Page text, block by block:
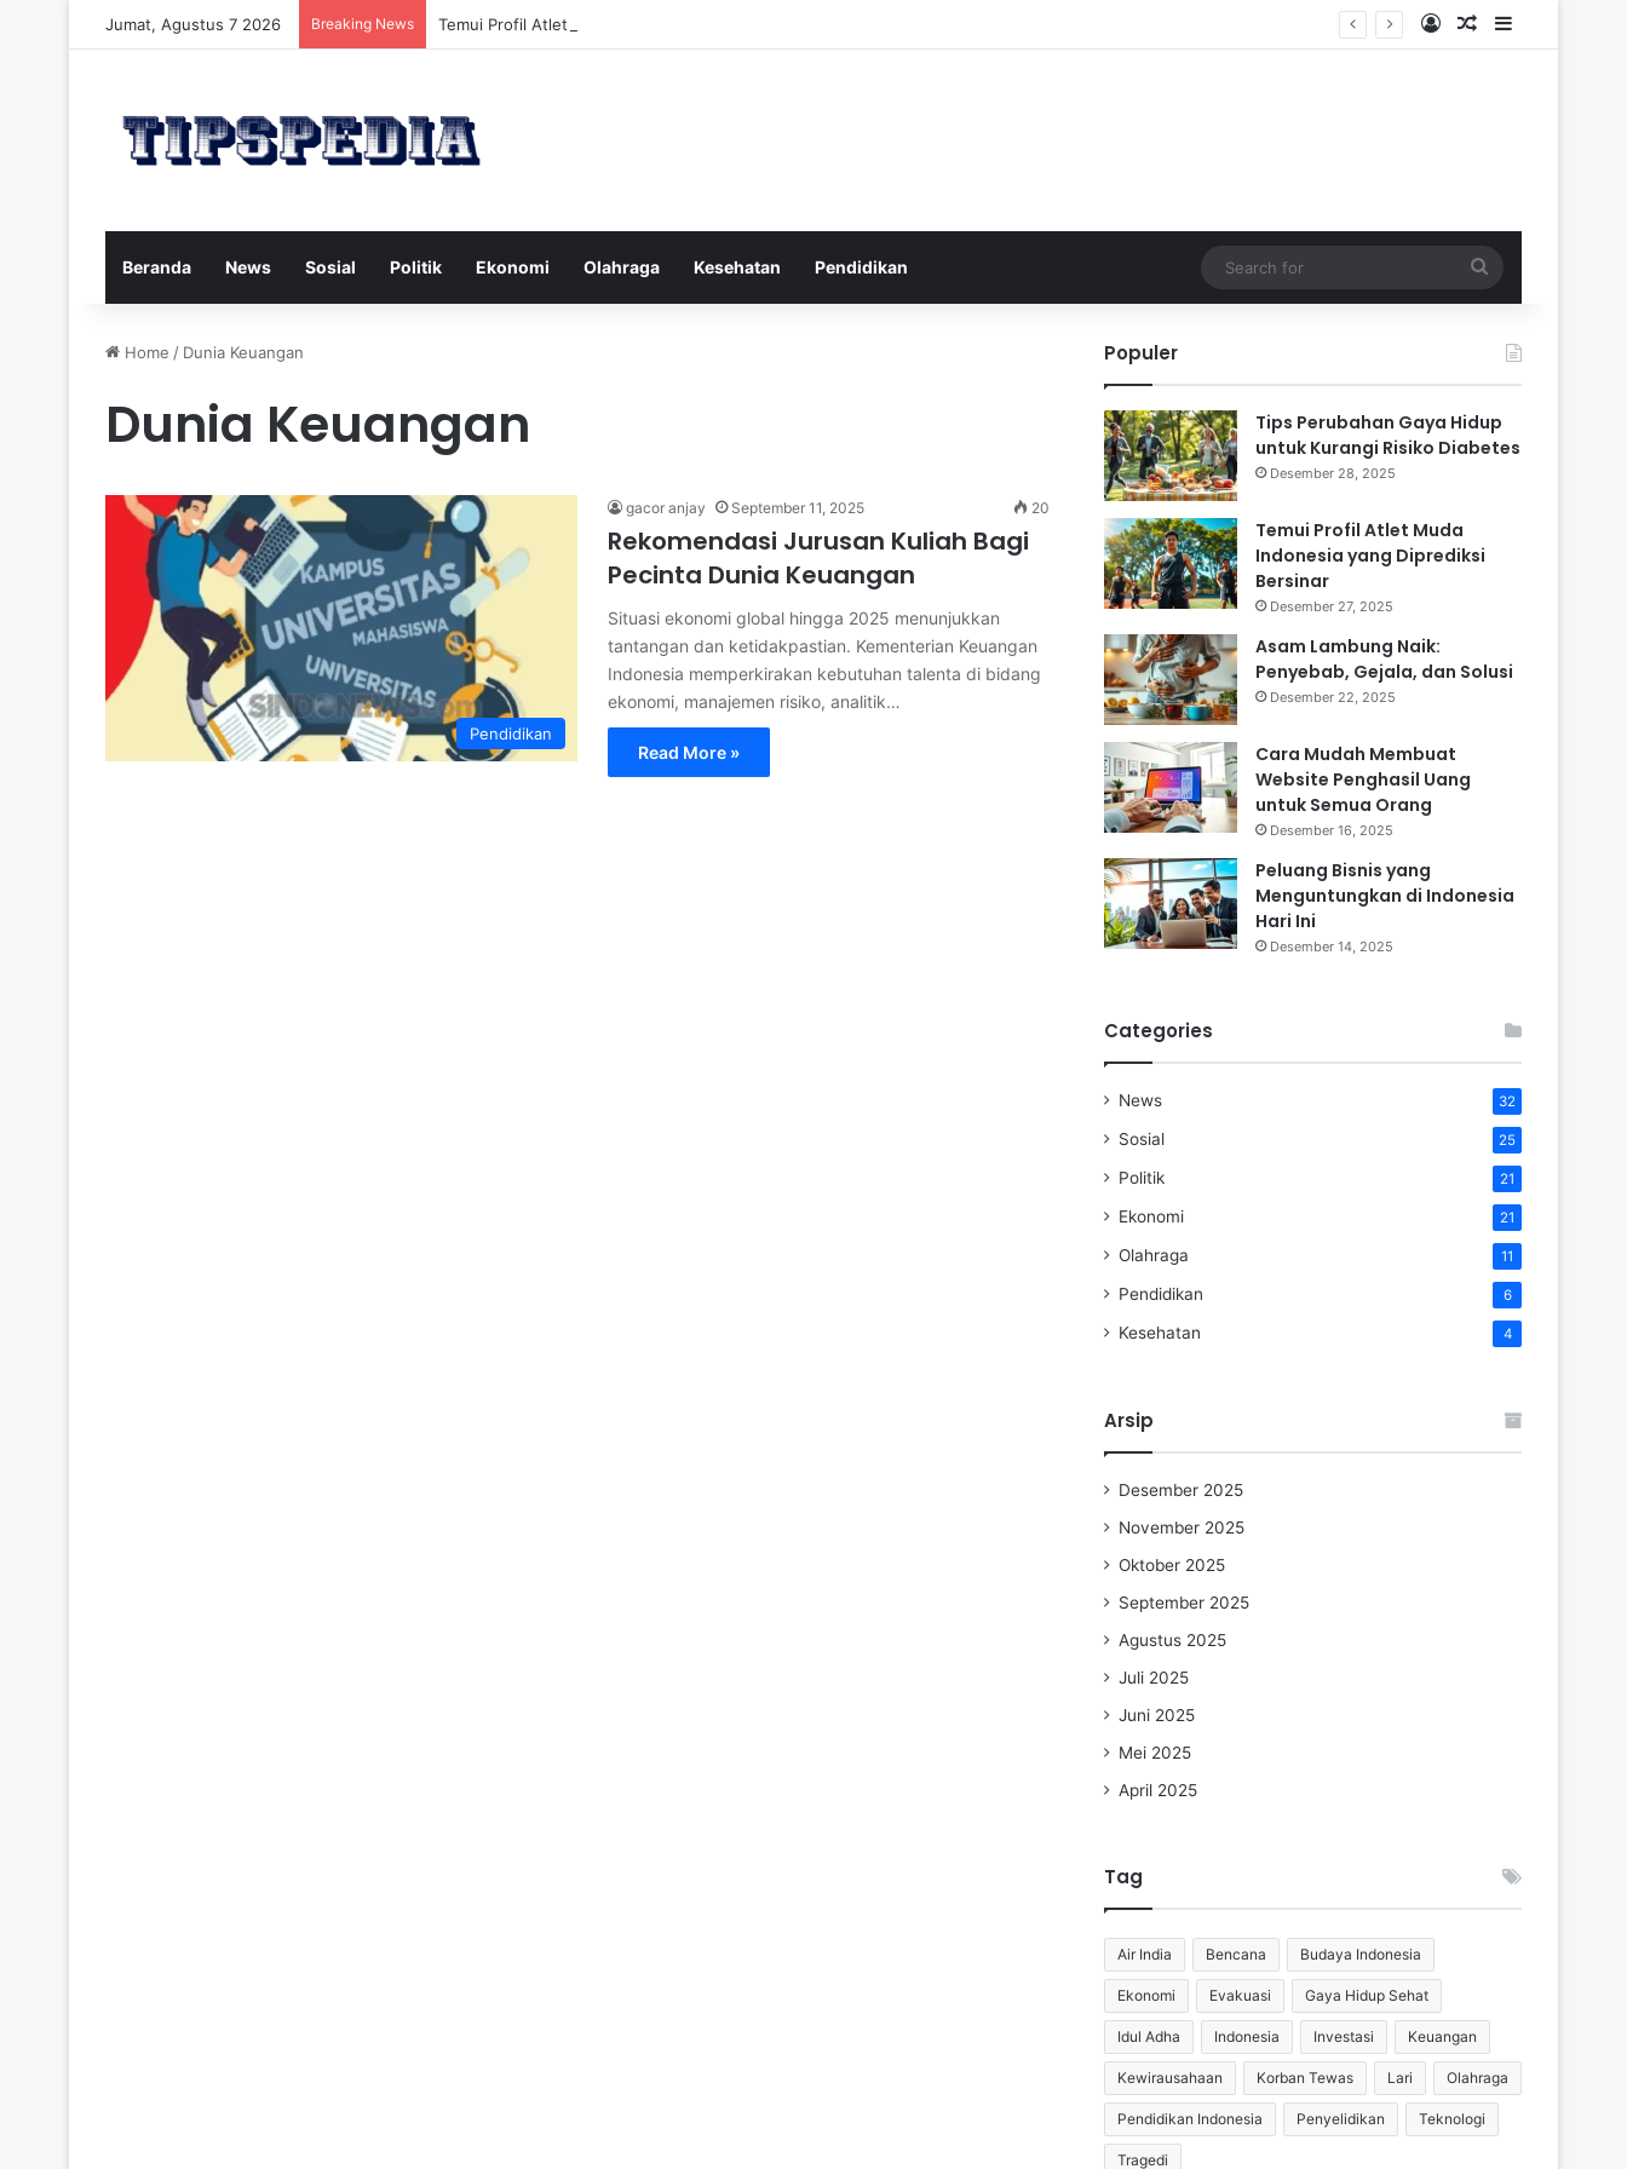
Jumat, Agustus 7 2026 Breaking News Temui Profil Atlet Muda Indonesia yang Diprediksi Bersinar Log InRandom Article
Sidebar
Beranda News Sosial Politik Ekonomi Olahraga Kesehatan Pendidikan
for
Home / Dunia Keuangan
Dunia Keuangan
Pendidikan
gacor anjay September 11, 2025 20
Rekomendasi Jurusan Kuliah Bagi
Pecinta Dunia Keuangan
Situasi ekonomi global hingga 2025 menunjukkan
tantangan dan ketidakpastian. Kementerian Keuangan
Indonesia memperkirakan kebutuhan talenta di bidang
ekonomi, manajemen risiko, analitik…
Read More »
Populer
Tips Perubahan Gaya Hidup
untuk Kurangi Risiko Diabetes
Desember 28, 2025
Temui Profil Atlet Muda
Indonesia yang Diprediksi
Bersinar
Desember 27, 2025
Asam Lambung Naik:
Penyebab, Gejala, dan Solusi
Desember 22, 2025
Cara Mudah Membuat
Website Penghasil Uang
untuk Semua Orang
Desember 16, 2025
Peluang Bisnis yang
Menguntungkan di Indonesia
Hari Ini
Desember 14, 2025
Categories
News 32
Sosial 25
Politik 21
Ekonomi 21
Olahraga 11
Pendidikan 6
Kesehatan 4
Arsip
Desember 2025
November 2025
Oktober 2025
September 2025
Agustus 2025
Juli 2025
Juni 2025
Mei 2025
April 2025
Tag
Air India Bencana Budaya Indonesia
Ekonomi Evakuasi Gaya Hidup Sehat
Idul Adha Indonesia Investasi Keuangan
Kewirausahaan Korban Tewas Lari Olahraga
Pendidikan Indonesia Penyelidikan Teknologi
Tragedi